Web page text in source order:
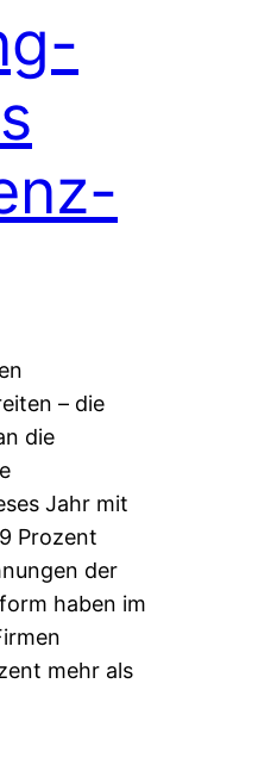
– die
die
Jahr mit
Prozent
der
haben im
mehr als